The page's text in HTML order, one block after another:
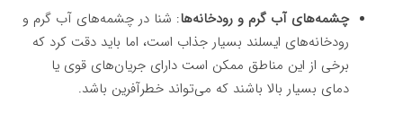
چشمه‌های آب گرم و رودخانه‌ها: شنا در چشمه‌های آب گرم و
رودخانه‌های ایسلند بسیار جذاب است، اما باید دقت کرد که
برخی از این مناطق ممکن است دارای جریان‌های قوی یا
دمای بسیار بالا باشند که می‌تواند خطرآفرین باشد.